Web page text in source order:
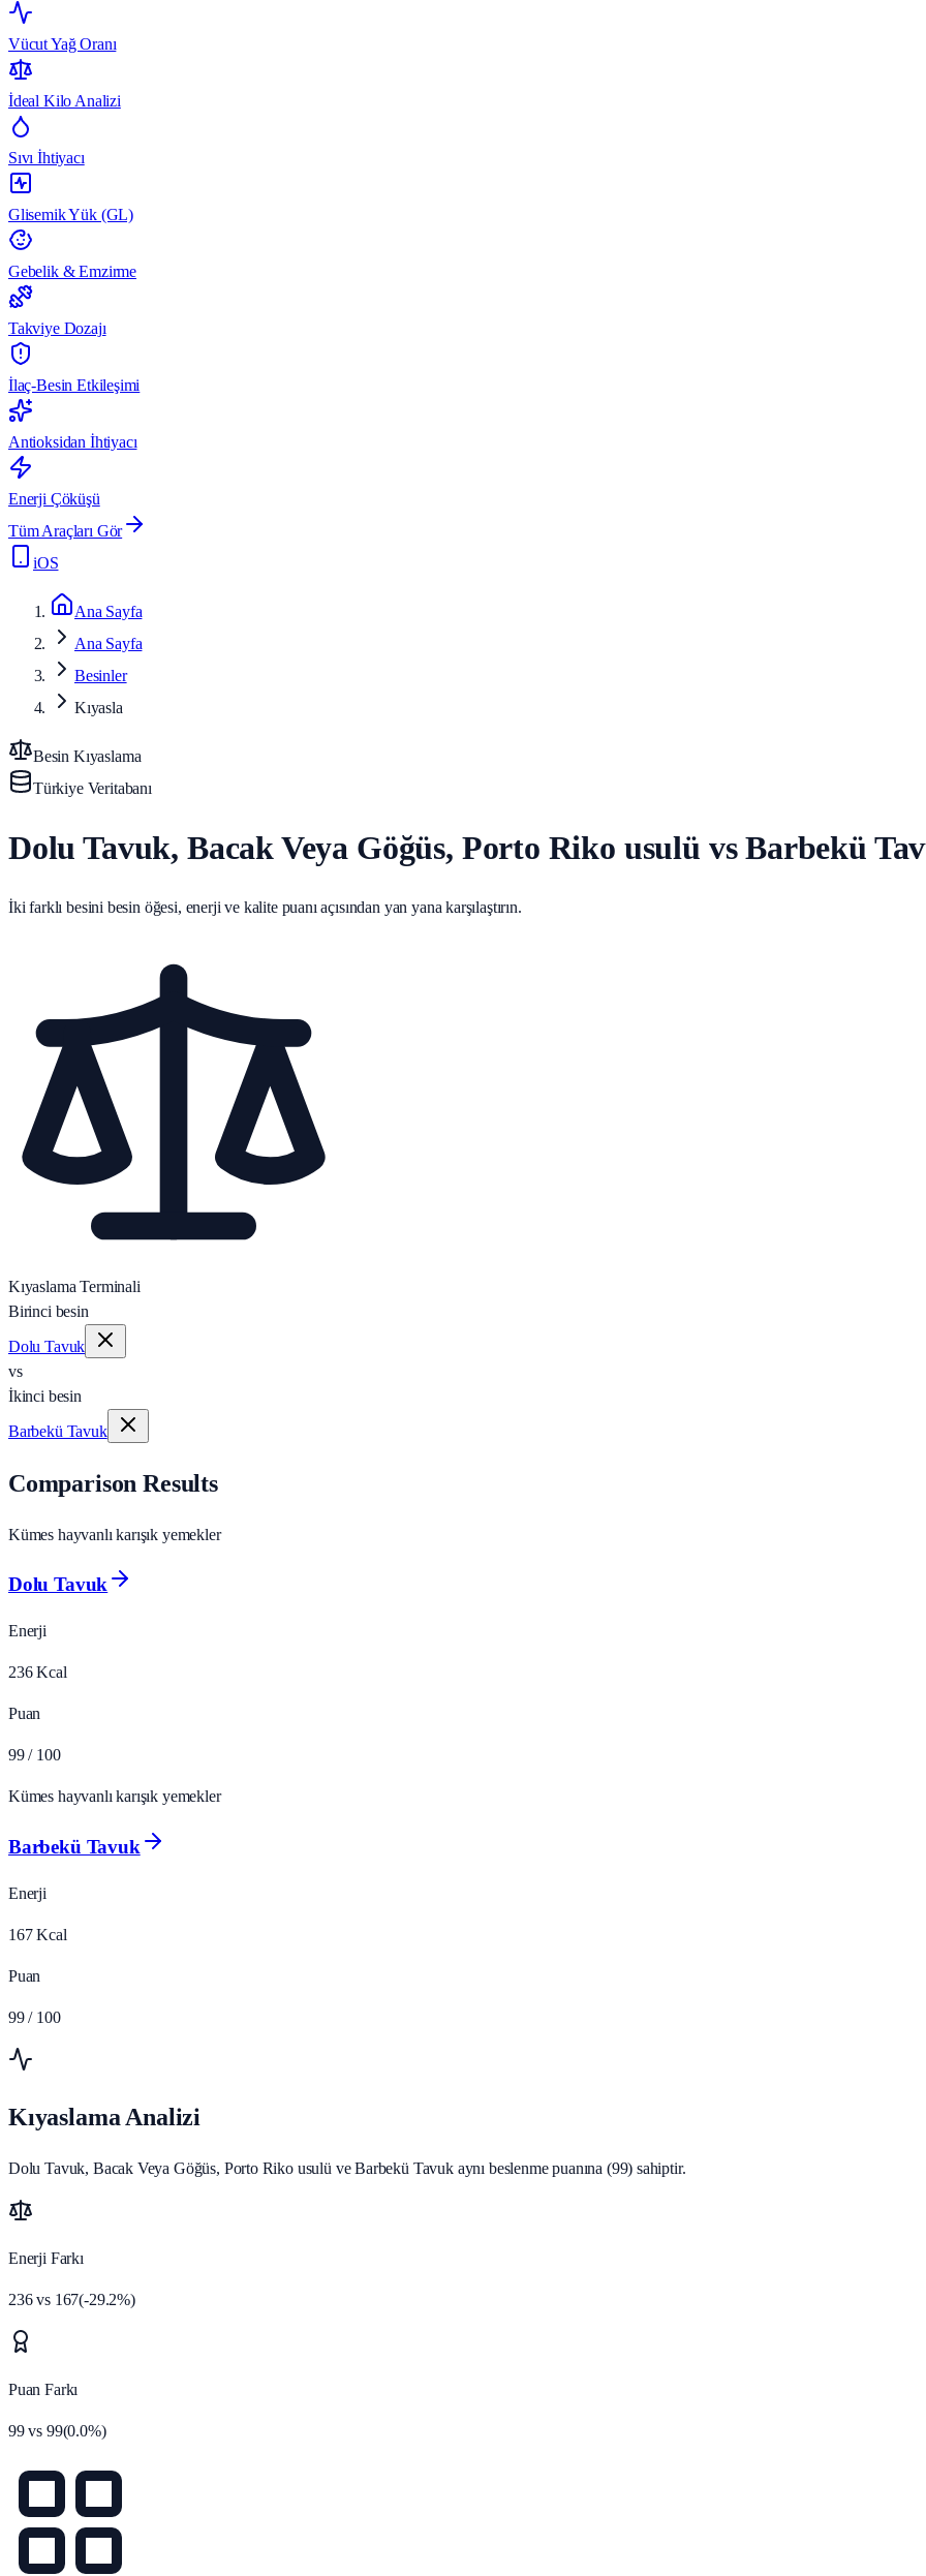
Vücut Yağ Oranı
İdeal Kilo Analizi
Sıvı İhtiyacı
Glisemik Yük (GL)
Gebelik & Emzirme
Takviye Dozajı
İlaç-Besin Etkileşimi
Antioksidan İhtiyacı
Enerji Çöküşü
Tüm Araçları Gör
iOS
Ana Sayfa
Ana Sayfa
Besinler
Kıyasla
Besin Kıyaslama
Türkiye Veritabanı
Dolu Tavuk, Bacak Veya Göğüs, Porto Riko usulü vs Barbekü
İki farklı besini besin öğesi, enerji ve kalite puanı açısından yan yana karşılaştırın.
Kıyaslama Terminali
Birinci besin
Dolu Tavuk
vs
İkinci besin
Barbekü Tavuk
Comparison Results
Kümes hayvanlı karışık yemekler
Dolu Tavuk
Enerji
236 Kcal
Puan
99 / 100
Kümes hayvanlı karışık yemekler
Barbekü Tavuk
Enerji
167 Kcal
Puan
99 / 100
Kıyaslama Analizi
Dolu Tavuk, Bacak Veya Göğüs, Porto Riko usulü ve Barbekü Tavuk aynı beslenme puanına (99) sahiptir.
Enerji Farkı
236vs 167(-29.2%)
Puan Farkı
99vs 99(0.0%)